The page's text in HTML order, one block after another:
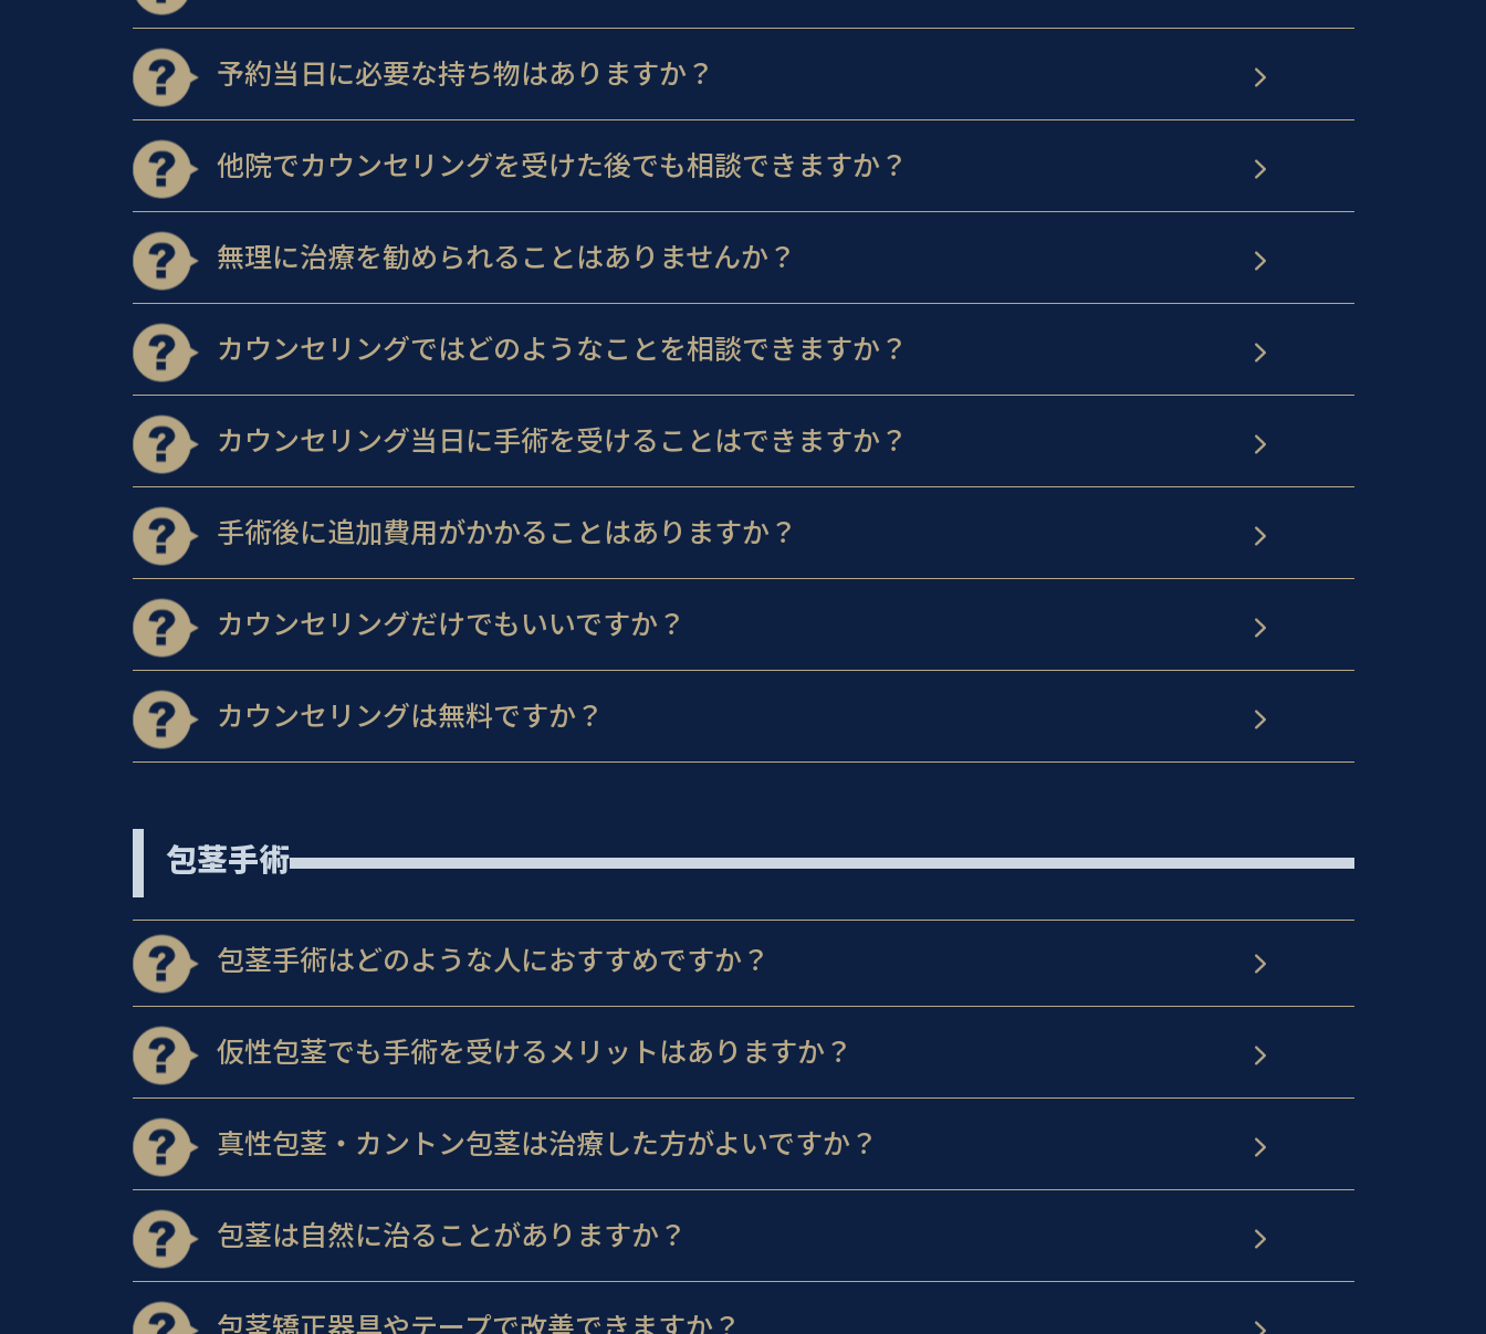
予約当日に必要な持ち物はありますか？
他院でカウンセリングを受けた後でも相談できますか？
無理に治療を勧められることはありませんか？
カウンセリングではどのようなことを相談できますか？
カウンセリング当日に手術を受けることはできますか？
手術後に追加費用がかかることはありますか？
カウンセリングだけでもいいですか？
カウンセリングは無料ですか？
包茎手術
包茎手術はどのような人におすすめですか？
仮性包茎でも手術を受けるメリットはありますか？
真性包茎・カントン包茎は治療した方がよいですか？
包茎は自然に治ることがありますか？